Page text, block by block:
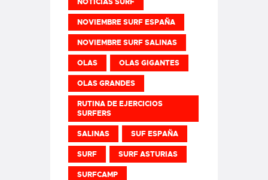
NOVIEMBRE SURF ESPAÑA
NOVIEMBRE SURF SALINAS
OLAS OLAS GIGANTES
OLAS GRANDES
RUTINA DE EJERCICIOS
SURFERS
SALINAS SUF ESPAÑA
SURF SURF ASTURIAS
SURFCAMP